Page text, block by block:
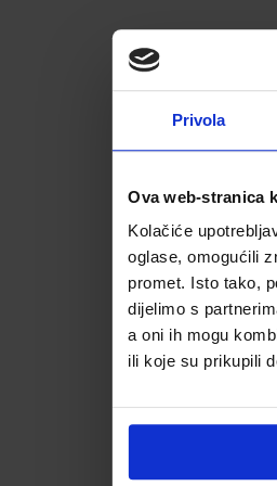
Privola
Ova web-stranica
Kolačiće
oglase, omogućili
promet. Isto tako,
dijelimo s
a oni ih mogu
ili koje su prikupili